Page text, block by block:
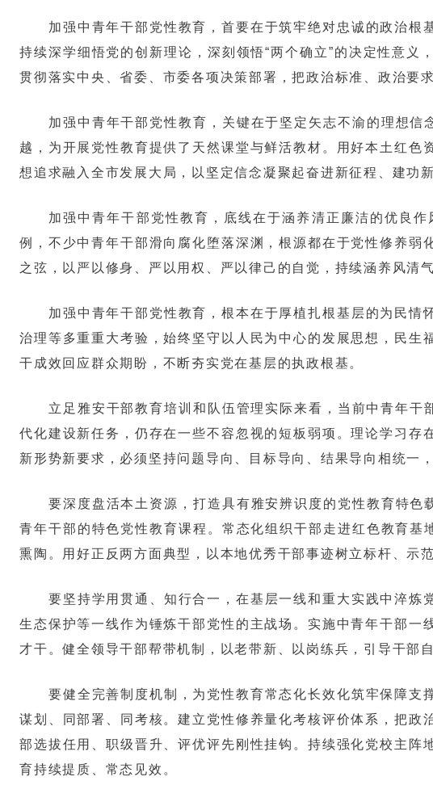
加强中青年干部党性教育，首要在于筑牢绝对忠诚的政治
持续深学细悟党的创新理论，深刻领悟“两个确立”的决定性意
贯彻落实中央、省委、市委各项决策部署，把政治标准、政治要
加强中青年干部党性教育，关键在于坚定矢志不渝的理想
越，为开展党性教育提供了天然课堂与鲜活教材。用好本土红
想追求融入全市发展大局，以坚定信念凝聚起奋进新征程、建功
加强中青年干部党性教育，底线在于涵养清正廉洁的优良
例，不少中青年干部滑向腐化堕落深渊，根源都在于党性修养
之弦，以严以修身、严以用权、严以律己的自觉，持续涵养风清
加强中青年干部党性教育，根本在于厚植扎根基层的为民
治理等多重重大考验，始终坚守以人民为中心的发展思想，民
干成效回应群众期盼，不断夯实党在基层的执政根基。
立足雅安干部教育培训和队伍管理实际来看，当前中青年
代化建设新任务，仍存在一些不容忽视的短板弱项。理论学习
新形势新要求，必须坚持问题导向、目标导向、结果导向相统一
要深度盘活本土资源，打造具有雅安辨识度的党性教育特
青年干部的特色党性教育课程。常态化组织干部走进红色教育
熏陶。用好正反两方面典型，以本地优秀干部事迹树立标杆、示
要坚持学用贯通、知行合一，在基层一线和重大实践中淬
生态保护等一线作为锤炼干部党性的主战场。实施中青年干部
才干。健全领导干部帮带机制，以老带新、以岗练兵，引导干部
要健全完善制度机制，为党性教育常态化长效化筑牢保障
谋划、同部署、同考核。建立党性修养量化考核评价体系，把
部选拔任用、职级晋升、评优评先刚性挂钩。持续强化党校主
育持续提质、常态见效。